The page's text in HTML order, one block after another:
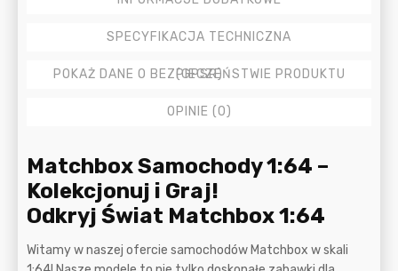
SPECYFIKACJA TECHNICZNA
POKAŻ DANE O BEZPIECZEŃSTWIE PRODUKTU (GPSR)
OPINIE (0)
Matchbox Samochody 1:64 –
Kolekcjonuj i Graj!
Odkryj Świat Matchbox 1:64
Witamy w naszej ofercie samochodów Matchbox w skali